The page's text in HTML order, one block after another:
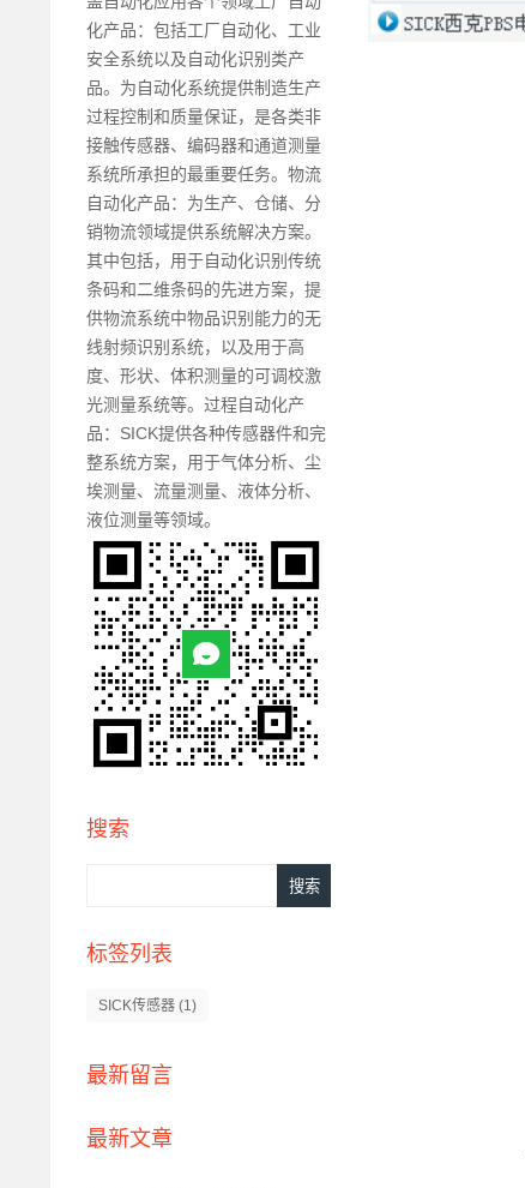
化产品：包括工厂自动化、工业
安全系统以及自动化识别类产
品。为自动化系统提供制造生产
过程控制和质量保证，是各类非
接触传感器、编码器和通道测量
系统所承担的最重要任务。物流
自动化产品：为生产、仓储、分
销物流领域提供系统解决方案。
其中包括，用于自动化识别传统
条码和二维条码的先进方案，提
供物流系统中物品识别能力的无
线射频识别系统，以及用于高
度、形状、体积测量的可调校激
光测量系统等。过程自动化产
品：SICK提供各种传感器件和完
整系统方案，用于气体分析、尘
埃测量、流量测量、液体分析、
液位测量等领域。
搜索
标签列表
SICK传感器 (1)
最新留言
最新文章